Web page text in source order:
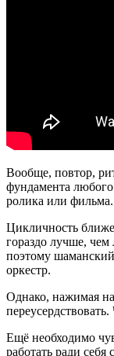
Вообще, повтор,
фундамента
ролика или фильма.
Цикличность
гораздо лучше,
поэтому
оркестр.
Однако, нажимая
Ещё необходимо
работать ради себя